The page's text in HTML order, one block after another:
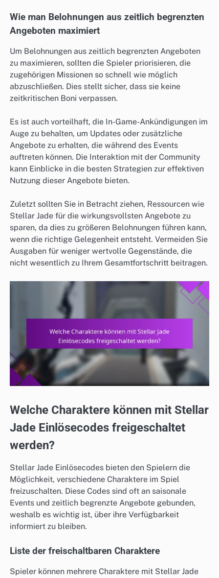
Wie man Belohnungen aus zeitlich begrenzten
Angeboten maximiert
Um Belohnungen aus zeitlich begrenzten Angeboten
zu maximieren, sollten die Spieler priorisieren, die
zugehörigen Missionen so schnell wie möglich
abzuschließen. Dies stellt sicher, dass sie keine
zeitkritischen Boni verpassen.
Es ist auch vorteilhaft, die In-Game-Ankündigungen im
Auge zu behalten, um Updates oder zusätzliche
Angebote zu erhalten, die während des Events
auftreten können. Die Interaktion mit der Community
kann Einblicke in die besten Strategien zur effektiven
Nutzung dieser Angebote bieten.
Zuletzt sollten Sie in Betracht ziehen, Ressourcen wie
Stellar Jade für die wirkungsvollsten Angebote zu
sparen, da dies zu größeren Belohnungen führen kann,
wenn die richtige Gelegenheit entsteht. Vermeiden Sie
Ausgaben für weniger wertvolle Gegenstände, die
nicht wesentlich zu Ihrem Gesamtfortschritt beitragen.
Welche Charaktere können mit Stellar
Jade Einlösecodes freigeschaltet
werden?
Stellar Jade Einlösecodes bieten den Spielern die
Möglichkeit, verschiedene Charaktere im Spiel
freizuschalten. Diese Codes sind oft an saisonale
Events und zeitlich begrenzte Angebote gebunden,
weshalb es wichtig ist, über ihre Verfügbarkeit
informiert zu bleiben.
Liste der freischaltbaren Charaktere
Spieler können mehrere Charaktere mit Stellar Jade